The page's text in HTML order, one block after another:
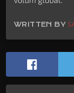
WRITTEN BY